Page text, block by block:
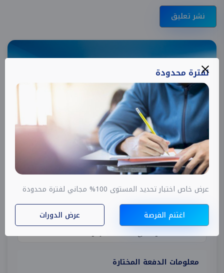
نشر تعليق
19,800
المواعيد
معلومات الدفعة المختارة
لفترة محدودة
عرض خاص اختبار تحديد المستوى 100% مجاني لفترة محدودة
اغتنم الفرصة
عرض الدورات